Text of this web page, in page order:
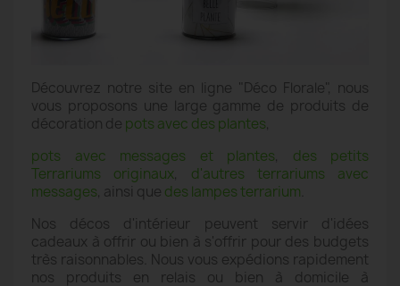
Découvrez notre site en ligne "Déco Florale", nous
vous proposons une large gamme de produits de
décoration de pots avec des plantes,
pots avec messages et plantes, des petits
Terrariums originaux, d'autres terrariums avec
messages, ainsi que des lampes terrarium
Nos décos d'intérieur peuvent servir d'idées
cadeaux à offrir ou bien à s'offrir pour des budgets
très raisonnables. Nous vous expédions rapidement
nos produits en relais ou bien à domicile à